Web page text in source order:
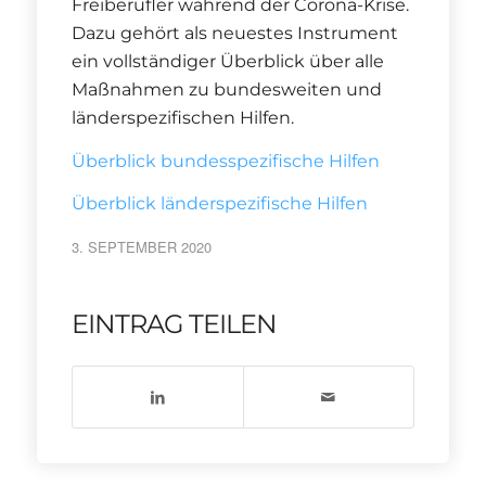
Freiberufler während der Corona-Krise.
Dazu gehört als neuestes Instrument
ein vollständiger Überblick über alle
Maßnahmen zu bundesweiten und
länderspezifischen Hilfen.
Überblick bundesspezifische Hilfen
Überblick länderspezifische Hilfen
3. SEPTEMBER 2020
EINTRAG TEILEN